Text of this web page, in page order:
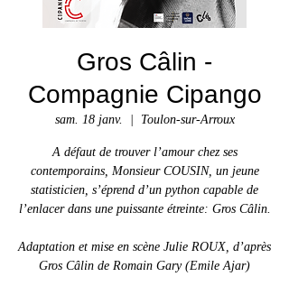
Gros Câlin -
Compagnie Cipango
sam. 18 janv. Toulon-sur-Arroux
A défaut de trouver l’amour chez ses
contemporains, Monsieur COUSIN, un jeune
statisticien, s’éprend d’un python capable de
l’enlacer dans une puissante étreinte: Gros Câlin.
Adaptation et mise en scène Julie ROUX, d’après
Gros Câlin de Romain Gary (Emile Ajar)